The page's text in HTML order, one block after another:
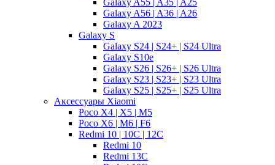
Galaxy A56 | A36 | A26
Galaxy A 2023
Galaxy S
Galaxy S24 | S24+ | S24 Ultra
Galaxy S10e
Galaxy S26 | S26+ | S26 Ultra
Galaxy S23 | S23+ | S23 Ultra
Galaxy S25 | S25+ | S25 Ultra
Аксессуары Xiaomi
Poco X4 | X5 | M5
Poco X6 | M6 | F6
Redmi 10 | 10C | 12C
Redmi 10
Redmi 13C